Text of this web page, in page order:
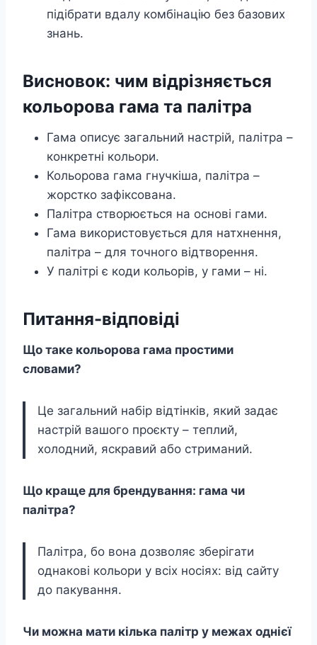
підібрати вдалу комбінацію без базових
знань.
Висновок: чим відрізняється
кольорова гама та палітра
Гама описує загальний настрій, палітра –
конкретні кольори.
Кольорова гама гнучкіша, палітра –
жорстко зафіксована.
Палітра створюється на основі гами.
Гама використовується для натхнення,
палітра – для точного відтворення.
У палітрі є коди кольорів, у гами – ні.
Питання-відповіді
Що таке кольорова гама простими
словами?
Це загальний набір відтінків, який задає
настрій вашого проєкту – теплий,
холодний, яскравий або стриманий.
Що краще для брендування: гама чи
палітра?
Палітра, бо вона дозволяє зберігати
однакові кольори у всіх носіях: від сайту
до пакування.
Чи можна мати кілька палітр у межах однієї